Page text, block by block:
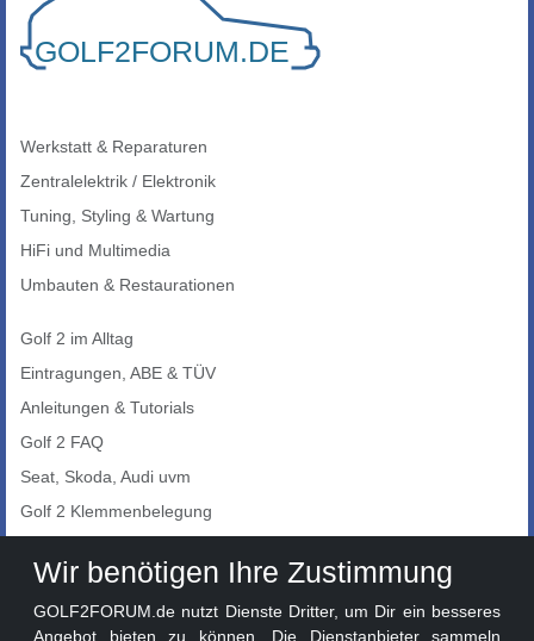
Werkstatt & Reparaturen
Zentralelektrik / Elektronik
Tuning, Styling & Wartung
HiFi und Multimedia
Umbauten & Restaurationen
Golf 2 im Alltag
Eintragungen, ABE & TÜV
Anleitungen & Tutorials
Golf 2 FAQ
Seat, Skoda, Audi uvm
Golf 2 Klemmenbelegung
Auto-Showroom
Golf 2 Lackcodes
Wir benötigen Ihre Zustimmung
GOLF2FORUM.de nutzt Dienste Dritter, um Dir ein besseres
Angebot bieten zu können. Die Dienstanbieter sammeln